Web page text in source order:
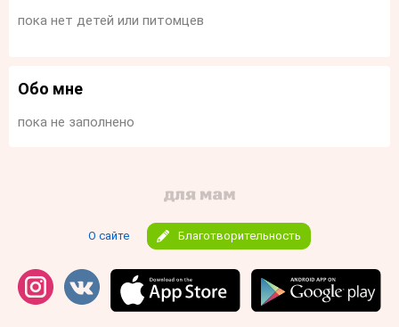
пока нет детей или питомцев
Обо мне
пока не заполнено
О сайте Благотворительность